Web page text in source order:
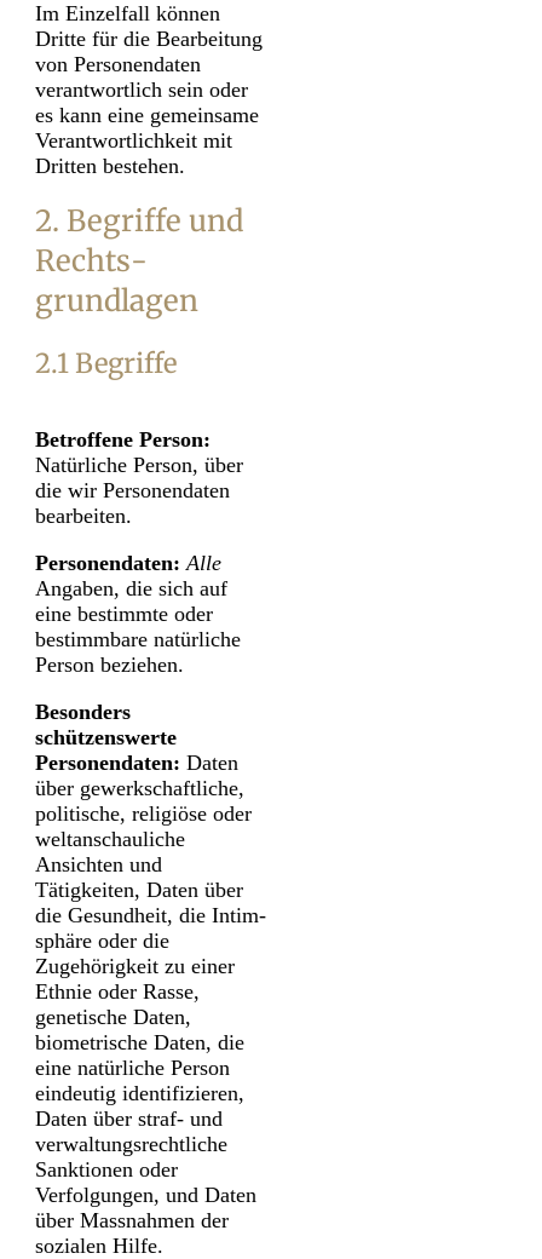
Im Einzelfall können
Dritte für die Bearbeitung
von Personendaten
verantwortlich sein oder
es kann eine gemeinsame
Verantwortlichkeit mit
Dritten bestehen.
2. Begriffe und
Rechts­
grundlagen
2.1 Begriffe
Betroffene Person:
Natürliche Person, über
die wir Personen­daten
bearbeiten.
Personen­daten: Alle
Angaben, die sich auf
eine bestimmte oder
bestimmbare natürliche
Person beziehen.
Besonders
schützenswerte
Personen­daten: Daten
über gewerk­schaftliche,
politische, religiöse oder
welt­anschauliche
Ansichten und
Tätigkeiten, Daten über
die Gesund­heit, die Intim­
sphäre oder die
Zugehörigkeit zu einer
Ethnie oder Rasse,
genetische Daten,
biometrische Daten, die
eine natürliche Person
eindeutig identifizieren,
Daten über straf- und
verwaltungs­rechtliche
Sanktionen oder
Verfolgungen, und Daten
über Mass­nahmen der
sozialen Hilfe.